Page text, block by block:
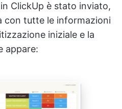
ClickUp è stato inviato,
con tutte le informazioni
iniziale e la
appare: